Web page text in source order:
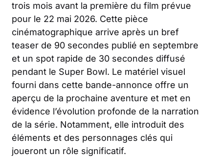
trois mois avant la première du film prévue
pour le 22 mai 2026. Cette pièce
cinématographique arrive après un bref
teaser de 90 secondes publié en septembre
et un spot rapide de 30 secondes diffusé
pendant le Super Bowl. Le matériel visuel
fourni dans cette bande-annonce offre un
aperçu de la prochaine aventure et met en
évidence l’évolution profonde de la narration
de la série. Notamment, elle introduit des
éléments et des personnages clés qui
joueront un rôle significatif.